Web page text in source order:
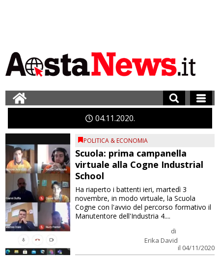
04 11 2020
POLITICA & ECONOMIA
Scuola: prima campanella
virtuale alla Cogne Industrial
School
di
Erika David
il 04/11/2020
Ha riaperto i battenti ieri, martedì 3
novembre, in modo virtuale, la Scuola
Cogne con l'avvio del percorso formativo il
Manutentore dell'Industria 4....